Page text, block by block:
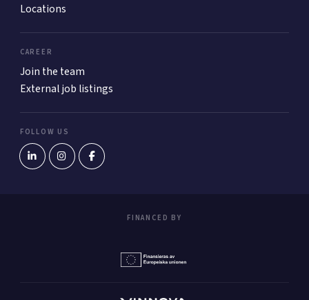
Locations
CAREER
Join the team
External job listings
FOLLOW US
FINANCED BY